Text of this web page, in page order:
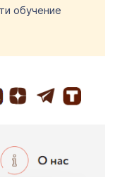
обучение